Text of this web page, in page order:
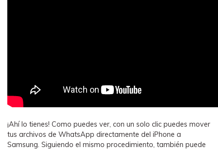
¡Ahí lo tienes! Como puedes ver, con un solo clic puedes mover
tus archivos de WhatsApp directamente del iPhone a
Samsung. Siguiendo el mismo procedimiento, también puede